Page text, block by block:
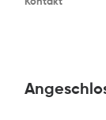
Kontakt